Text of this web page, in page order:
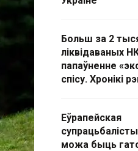
Больш за 2
ліквідаваных
папаўненне
спісу. Хронікі
Еўрапейская
можа быць